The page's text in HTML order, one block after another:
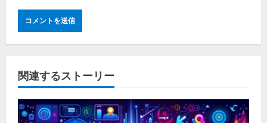
関連するストーリー